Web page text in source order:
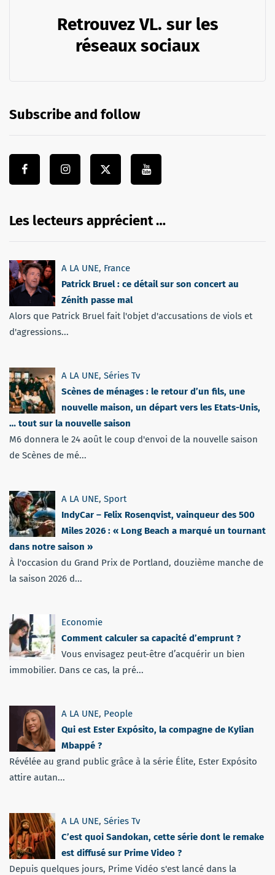
Retrouvez VL. sur les
réseaux sociaux
Subscribe and follow
Les lecteurs apprécient …
A LA UNE, France
Patrick Bruel : ce détail sur son concert au
Zénith passe mal
Alors que Patrick Bruel fait l'objet d'accusations de viols et
d'agressions...
A LA UNE, Séries Tv
Scènes de ménages : le retour d’un fils, une
nouvelle maison, un départ vers les Etats-Unis,
… tout sur la nouvelle saison
M6 donnera le 24 août le coup d'envoi de la nouvelle saison
de Scènes de mé...
A LA UNE, Sport
IndyCar – Felix Rosenqvist, vainqueur des 500
Miles 2026 : « Long Beach a marqué un tournant
dans notre saison »
À l'occasion du Grand Prix de Portland, douzième manche de
la saison 2026 d...
Economie
Comment calculer sa capacité d’emprunt ?
Vous envisagez peut-être d’acquérir un bien
immobilier. Dans ce cas, la pré...
A LA UNE, People
Qui est Ester Expósito, la compagne de Kylian
Mbappé ?
Révélée au grand public grâce à la série Élite, Ester Expósito
attire autan...
A LA UNE, Séries Tv
C’est quoi Sandokan, cette série dont le remake
est diffusé sur Prime Video ?
Depuis quelques jours, Prime Vidéo s'est lancé dans la